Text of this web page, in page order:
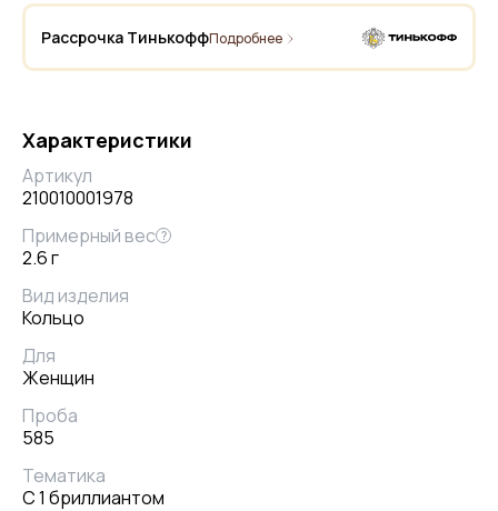
Рассрочка ТинькоффПодробнее
Характеристики
Артикул
210010001978
Примерный вес ?
2.6 г
Вид изделия
Кольцо
Для
Женщин
Проба
585
Тематика
С 1 бриллиантом